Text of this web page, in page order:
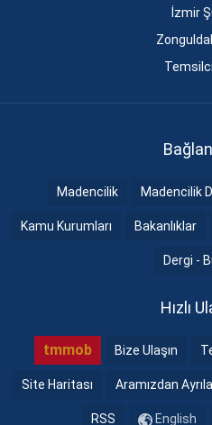
İzmir
Madencilik Madencilik
Kamu Kurumları Bakanlıklar
Dergi -
Hızlı
tmmob Bize Ulaşın
Site Haritası Aramızdan
RSS English